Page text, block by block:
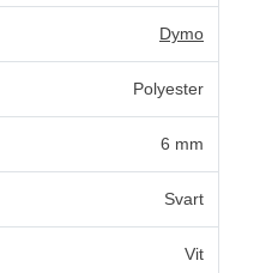
Dymo
Polyester
6 mm
Svart
Vit